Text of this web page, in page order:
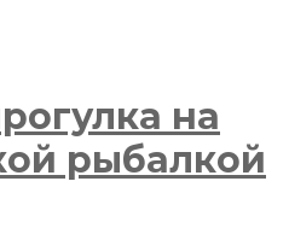
на
рыбалкой